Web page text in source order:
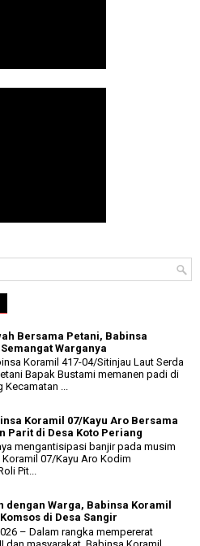
Bersama Petani, Babinsa
Warganya
Koramil 417-04/Sitinjau Laut Serda
Bapak Bustami memanen padi di
Kecamatan ...
Koramil 07/Kayu Aro Bersama
Parit di Desa Koto Periang
mengantisipasi banjir pada musim
07/Kayu Aro Kodim
Pit...
dengan Warga, Babinsa Koramil
di Desa Sangir
– Dalam rangka mempererat